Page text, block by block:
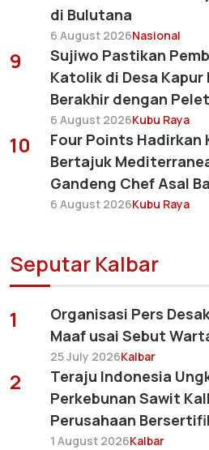
di Bulutana
6 August 2026Nasional
9
Sujiwo Pastikan
Katolik di Desa
Berakhir dengan
6 August 2026Kubu Raya
10
Four Points Hadirkan
Bertajuk
Gandeng Chef Asal
6 August 2026Kubu Raya
Seputar Kalbar
1
Organisasi Pers
Maaf usai Sebut
25 July 2026Kalbar
2
Teraju Indonesia
Perkebunan Sawit
Perusahaan
1 August 2026Kalbar